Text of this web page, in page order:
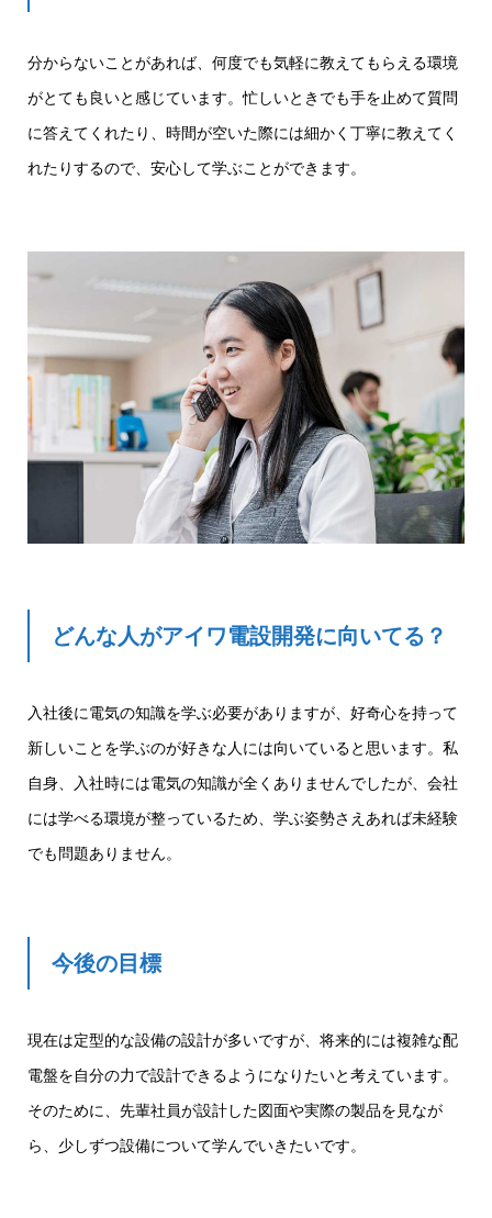
分からないことがあれば、何度でも気軽に教えてもらえる環境
がとても良いと感じています。忙しいときでも手を止めて質問
に答えてくれたり、時間が空いた際には細かく丁寧に教えてく
れたりするので、安心して学ぶことができます。
どんな人がアイワ電設開発に向いてる？
入社後に電気の知識を学ぶ必要がありますが、好奇心を持って
新しいことを学ぶのが好きな人には向いていると思います。私
自身、入社時には電気の知識が全くありませんでしたが、会社
には学べる環境が整っているため、学ぶ姿勢さえあれば未経験
でも問題ありません。
今後の目標
現在は定型的な設備の設計が多いですが、将来的には複雑な配
電盤を自分の力で設計できるようになりたいと考えています。
そのために、先輩社員が設計した図面や実際の製品を見なが
ら、少しずつ設備について学んでいきたいです。